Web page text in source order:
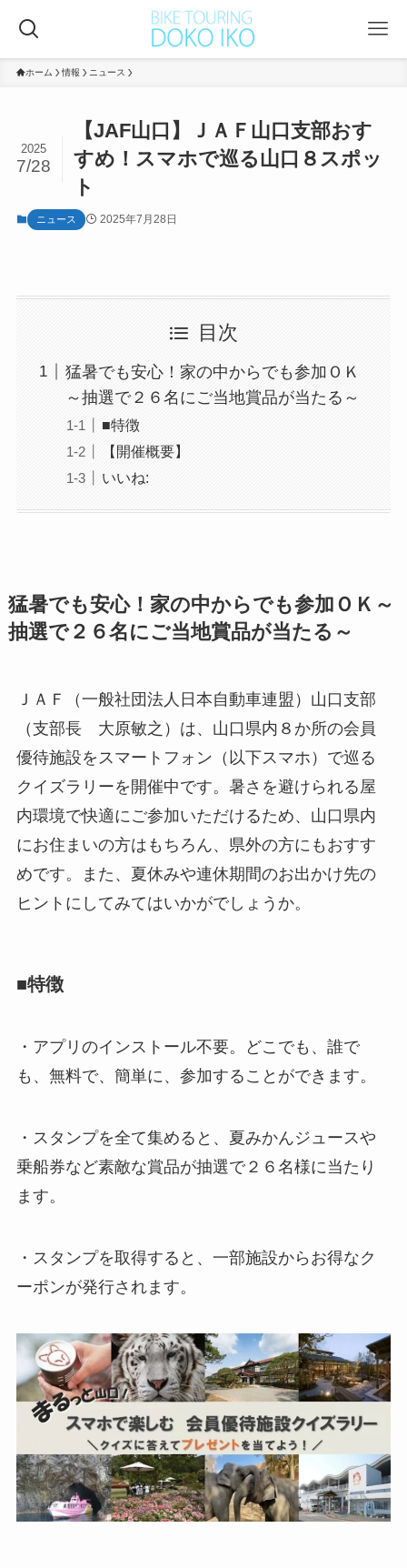
ホーム 情報 ニュース
【JAF山口】ＪＡＦ山口支部おす
すめ！スマホで巡る山口８スポッ
ト
2025
7/28
ニュース 2025年7月28日
目次
猛暑でも安心！家の中からでも参加ＯＫ
～抽選で２６名にご当地賞品が当たる～
■特徴
【開催概要】
いいね:
猛暑でも安心！家の中からでも参加ＯＫ～
抽選で２６名にご当地賞品が当たる～
ＪＡＦ（一般社団法人日本自動車連盟）山口支部
（支部長 大原敏之）は、山口県内８か所の会員
優待施設をスマートフォン（以下スマホ）で巡る
クイズラリーを開催中です。暑さを避けられる屋
内環境で快適にご参加いただけるため、山口県内
にお住まいの方はもちろん、県外の方にもおすす
めです。また、夏休みや連休期間のお出かけ先の
ヒントにしてみてはいかがでしょうか。
■特徴
・アプリのインストール不要。どこでも、誰で
も、無料で、簡単に、参加することができます。
・スタンプを全て集めると、夏みかんジュースや
乗船券など素敵な賞品が抽選で２６名様に当たり
ます。
・スタンプを取得すると、一部施設からお得なク
ーポンが発行されます。